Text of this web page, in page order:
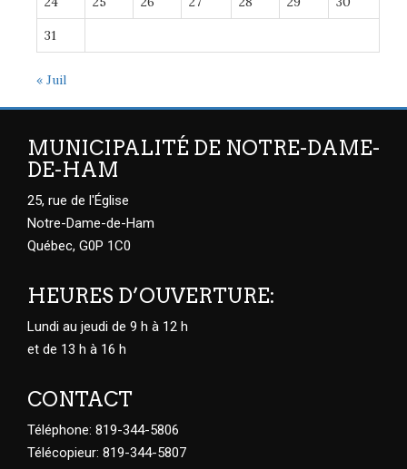
31
« Juil
MUNICIPALITÉ DE NOTRE-DAME-
DE-HAM
25, rue de l'Église
Notre-Dame-de-Ham
Québec, G0P 1C0
HEURES D’OUVERTURE:
Lundi au jeudi de 9 h à 12 h
et de 13 h à 16 h
CONTACT
Téléphone: 819-344-5806
Télécopieur: 819-344-5807